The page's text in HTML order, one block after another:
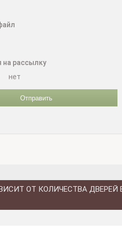
на рассылку
нет
Отправить
ОТ КОЛИЧЕСТВА ДВЕРЕЙ